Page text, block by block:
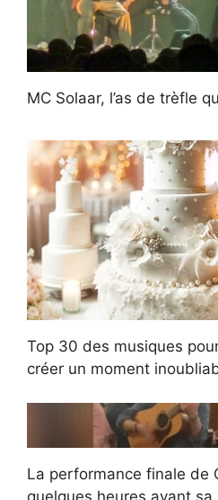
MC Solaar, l’as de trèfle
Top 30 des musiques
créer un moment
La performance finale de
quelques heures avant sa